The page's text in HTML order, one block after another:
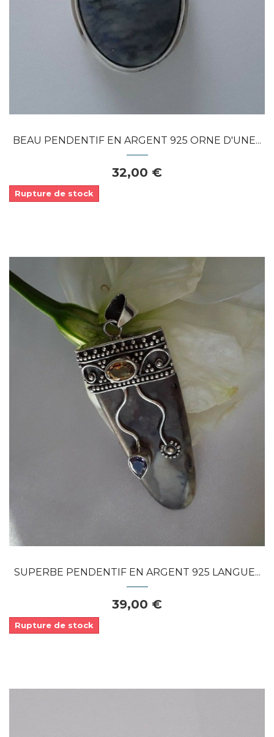
BEAU PENDENTIF EN ARGENT 925 ORNE D'UNE...
32,00 €
Rupture de stock
Dans mon panier
APERÇU RAPIDE
SUPERBE PENDENTIF EN ARGENT 925 LANGUE...
39,00 €
Rupture de stock